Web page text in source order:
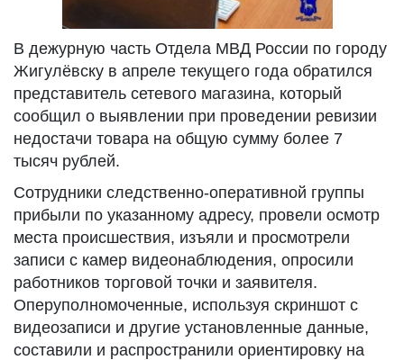
В дежурную часть Отдела МВД России по городу
Жигулёвску в апреле текущего года обратился
представитель сетевого магазина, который
сообщил о выявлении при проведении ревизии
недостачи товара на общую сумму более 7
тысяч рублей.
Сотрудники следственно-оперативной группы
прибыли по указанному адресу, провели осмотр
места происшествия, изъяли и просмотрели
записи с камер видеонаблюдения, опросили
работников торговой точки и заявителя.
Оперуполномоченные, используя скриншот с
видеозаписи и другие установленные данные,
составили и распространили ориентировку на